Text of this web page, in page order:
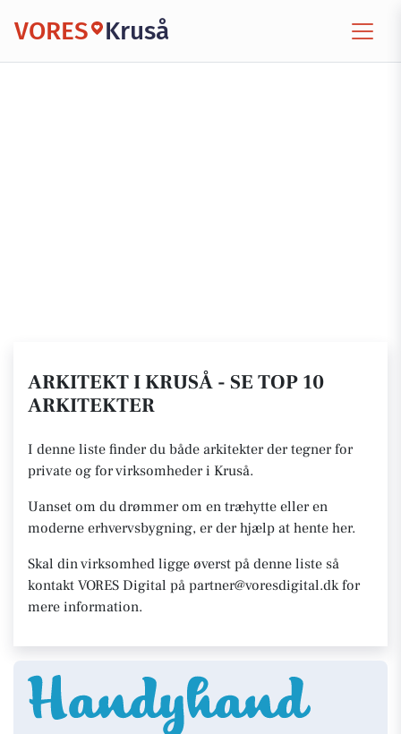
VORES Kruså
ARKITEKT I KRUSÅ - SE TOP 10
ARKITEKTER
I denne liste finder du både arkitekter der tegner for
private og for virksomheder i Kruså.
Uanset om du drømmer om en træhytte eller en
moderne erhvervsbygning, er der hjælp at hente her.
Skal din virksomhed ligge øverst på denne liste så
kontakt VORES Digital på partner@voresdigital.dk for
mere information.